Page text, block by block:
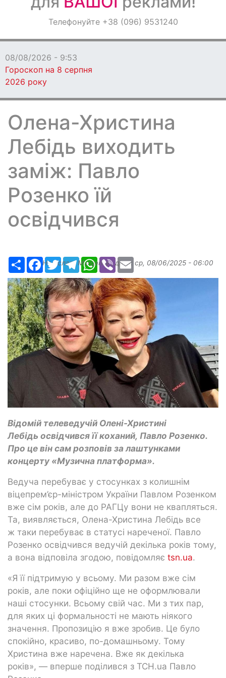
ОголошенняТелефонуйте +38 (096) 9531240
08/08/2026 - 9:53
Гороскоп на 8 серпня
2026 року
Олена-Христина
Лебідь виходить
заміж: Павло
Розенко їй
освідчився
РесурсFacebook
TwitterTelegramWhatsApp
ViberEmail
Надіслав:Margarita, дата: ср, 08/06/2025 - 06:00
Відомій телеведучій Олені-Христині
Лебідь освідчився її коханий, Павло Розенко.
Про це він сам розповів за лаштунками
концерту «Музична платформа».
Ведуча перебуває у стосунках з колишнім
віцепрем’єр-міністром України Павлом Розенком
вже сім років, але до РАГЦу вони не квапляться.
Та, виявляється, Олена-Христина Лебідь все
ж таки перебуває в статусі нареченої. Павло
Розенко освідчився ведучій декілька років тому,
а вона відповіла згодою, повідомляє tsn.ua.
«Я її підтримую у всьому. Ми разом вже сім
років, але поки офіційно ще не оформлювали
наші стосунки. Всьому свій час. Ми з тих пар,
для яких ці формальності не мають ніякого
значення. Пропозицію я вже зробив. Це було
спокійно, красиво, по-домашньому. Тому
Христина вже наречена. Вже як декілька
років», — вперше поділився з ТСН.ua Павло